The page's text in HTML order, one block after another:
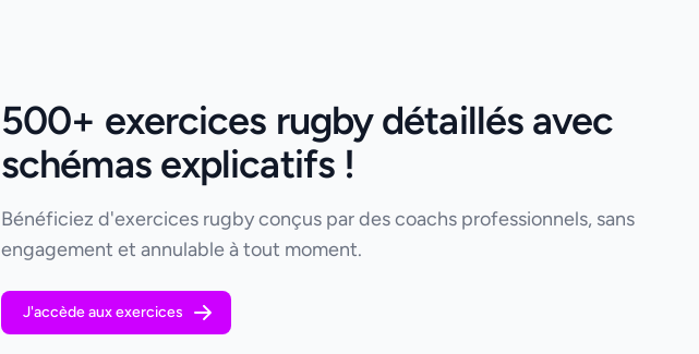
500+ exercices rugby détaillés avec
schémas explicatifs !
Bénéficiez d'exercices rugby conçus par des coachs professionnels, sans
engagement et annulable à tout moment.
J'accède aux exercices